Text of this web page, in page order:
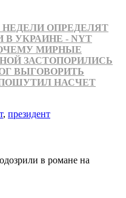
ОПРЕДЕЛЯТ
УКРАИНЕ - NYT
МИРНЫЕ
ЗАСТОПОРИЛИСЬ
ВЫГОВОРИТЬ
НАСЧЕТ
, президент
в романе на